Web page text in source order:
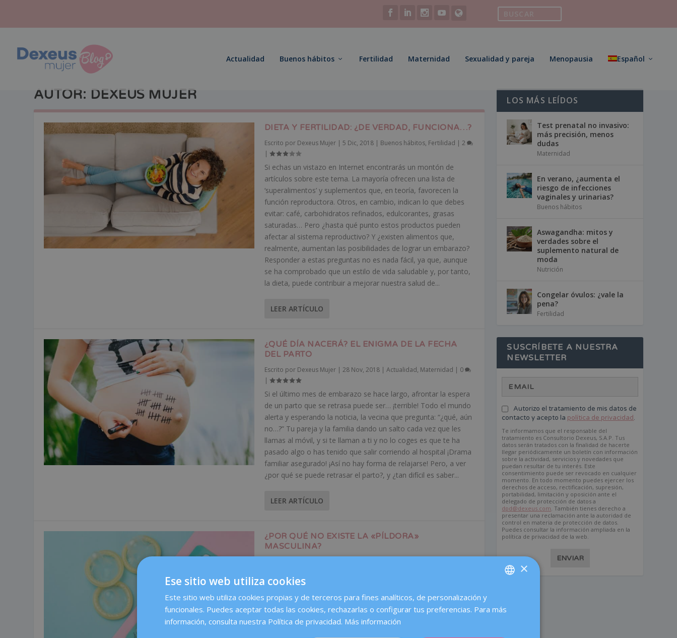
Actualidad Buenos hábitos Fertilidad Maternidad Sexualidad y pareja Menopausia Español
AUTOR: DEXEUS MUJER
DIETA Y FERTILIDAD: ¿DE VERDAD, FUNCIONA…?
Escrito por Dexeus Mujer| 5 Dic, 2018| Buenos hábitos, Fertilidad | 2
|
Si echas un vistazo en Internet encontrarás un montón de
artículos sobre este tema. La mayoría ofrecen una lista de
‘superalimentos’ y suplementos que, en teoría, favorecen la
función reproductora. Otros, en cambio, indican lo que debes
evitar: café, carbohidratos refinados, edulcorantes, grasas
saturadas… Pero ¿hasta qué punto estos productos pueden
afectar al sistema reproductivo? Y ¿existen alimentos que,
realmente, aumentan las posibilidades de lograr un embarazo?
Responder a estas preguntas no es nada fácil, ya que, aunque
se ha comprobado que un estilo de vida saludable y, por tanto,
la dieta, puede contribuir a mejorar nuestra salud de...
LEER ARTÍCULO
¿QUÉ DÍA NACERÁ? EL ENIGMA DE LA FECHA
DEL PARTO
Escrito por Dexeus Mujer| 28 Nov, 2018| Actualidad, Maternidad | 0
|
Si el último mes de embarazo se hace largo, afrontar la espera
de un parto que se retrasa puede ser… ¡terrible! Todo el mundo
alerta y esperando la noticia, la vecina que pregunta: “¿qué, aún
no…?” Tu pareja y la familia dando un salto cada vez que les
llamas al móvil, y si te llaman a ti y no lo coges es que te ha
pasado algo o has tenido que salir corriendo al hospital ¡Drama
familiar asegurado! ¡Así no hay forma de relajarse! Pero, a ver
¿por qué se puede retrasar el parto?, y ¿tan difícil es saber...
LEER ARTÍCULO
¿POR QUÉ NO EXISTE LA «PÍLDORA»
MASCULINA?
Los primeros preservativos de látex se empezaron a
comercializar hace más de 70 años y, aunque te sorprenda,
desde entonces su aspecto no ha variado mucho. Los actuales
son mucho más finos, sensibles y resistentes. Pero a pesar de
LOS MÁS LEÍDOS
Test prenatal no invasivo:
más precisión, menos
dudas
Maternidad
En verano, ¿aumenta el
riesgo de infecciones
vaginales y urinarias?
Buenos hábitos
Aswagandha: mitos y
verdades sobre el
suplemento natural de
moda
Nutrición
Congelar óvulos: ¿vale la
pena?
Fertilidad
SUSCRÍBETE A NUESTRA
NEWSLETTER
Autorizo el tratamiento de mis datos de
contacto y acepto la política de privacidad.
Te informamos que el responsable del
tratamiento es Consultorio Dexeus, S.A.P. Tus
datos serán tratados con la finalidad de hacerte
llegar periódicamente un boletín con información
sobre la actividad, servicios y novedades que
puedan resultar de tu interés. Este
consentimiento puede ser revocado en cualquier
momento. En todo momento puedes ejercer los
derechos de acceso, rectificación, supresión,
portabilidad, limitación y oposición ante el
delegado de protección de datos a
dpd@dexeus.com . También tienes derecho a
presentar una reclamación ante la autoridad de
control en materia de protección de datos.
Puedes consultar la información ampliada en la
política de privacidad de la web.
ENVIAR
CATALÀ
×
Ese sitio web utiliza cookies
Este sitio web utiliza cookies propias y de terceros para fines analíticos, de personalización y
funcionales. Puedes aceptar todas las cookies, rechazarlas o configurar tus preferencias. Para más
información, consulta nuestra Política de privacidad. Más información